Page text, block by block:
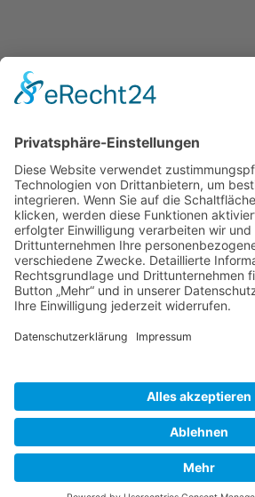
Gutscheine
Anzeigen